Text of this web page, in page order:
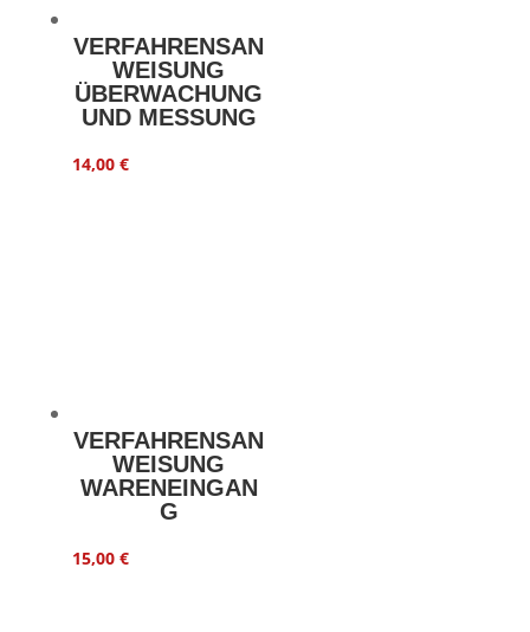
VERFAHRENSAN
WEISUNG
ÜBERWACHUNG
UND MESSUNG
14,00 €
VERFAHRENSAN
WEISUNG
WARENEINGAN
G
15,00 €